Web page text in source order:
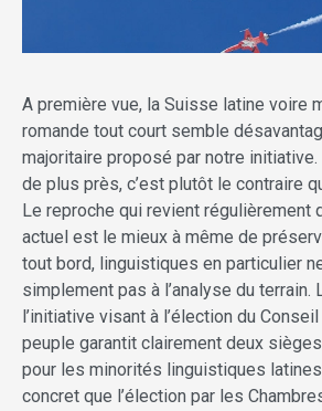
A première vue, la Suisse latine voire
romande tout court semble
majoritaire proposé par notre
de plus près, c’est plutôt le contraire
Le reproche qui revient régulièrement
actuel est le mieux à même de
tout bord, linguistiques en particulier
simplement pas à l’analyse du terrain.
l’initiative visant à l’élection du
peuple garantit clairement deux
pour les minorités linguistiques
concret que l’élection par les